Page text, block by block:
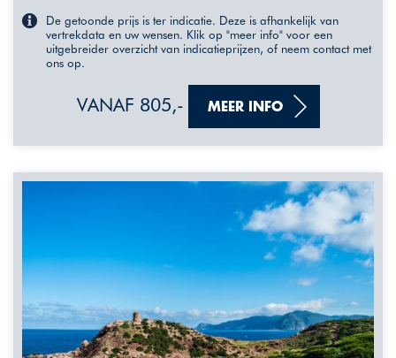
De getoonde prijs is ter indicatie. Deze is afhankelijk van
vertrekdata en uw wensen. Klik op "meer info" voor een
uitgebreider overzicht van indicatieprijzen, of neem contact met
ons op.
VANAF 805,- MEER INFO